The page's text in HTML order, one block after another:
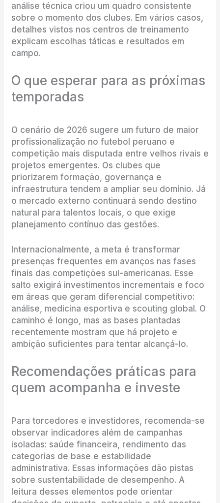
análise técnica criou um quadro consistente
sobre o momento dos clubes. Em vários casos,
detalhes vistos nos centros de treinamento
explicam escolhas táticas e resultados em
campo.
O que esperar para as próximas
temporadas
O cenário de 2026 sugere um futuro de maior
profissionalização no futebol peruano e
competição mais disputada entre velhos rivais e
projetos emergentes. Os clubes que
priorizarem formação, governança e
infraestrutura tendem a ampliar seu domínio. Já
o mercado externo continuará sendo destino
natural para talentos locais, o que exige
planejamento contínuo das gestões.
Internacionalmente, a meta é transformar
presenças frequentes em avanços nas fases
finais das competições sul-americanas. Esse
salto exigirá investimentos incrementais e foco
em áreas que geram diferencial competitivo:
análise, medicina esportiva e scouting global. O
caminho é longo, mas as bases plantadas
recentemente mostram que há projeto e
ambição suficientes para tentar alcançá-lo.
Recomendações práticas para
quem acompanha e investe
Para torcedores e investidores, recomenda-se
observar indicadores além de campanhas
isoladas: saúde financeira, rendimento das
categorias de base e estabilidade
administrativa. Essas informações dão pistas
sobre sustentabilidade de desempenho. A
leitura desses elementos pode orientar